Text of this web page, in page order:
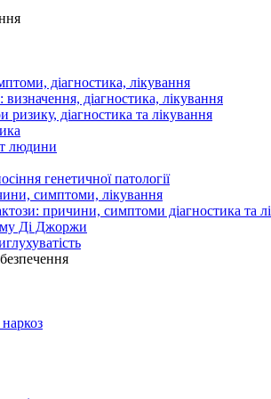
дiагностика, лiкування
діагностика, лікування
ризику, діагностика та лікування
людини
генетичної патології
симптоми, лікування
причини, симптоми діагностика та
Ді Джоржи